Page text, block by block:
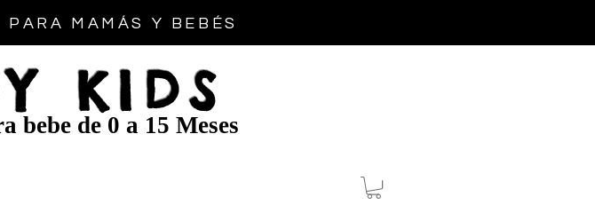
MAMÁS Y BEBÉS
KIDS
bebe de 0 a 15 Meses